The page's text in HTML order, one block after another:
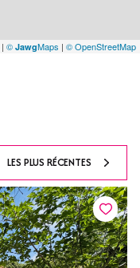
| © JawgMaps | © OpenStreetMap
LES PLUS RÉCENTES